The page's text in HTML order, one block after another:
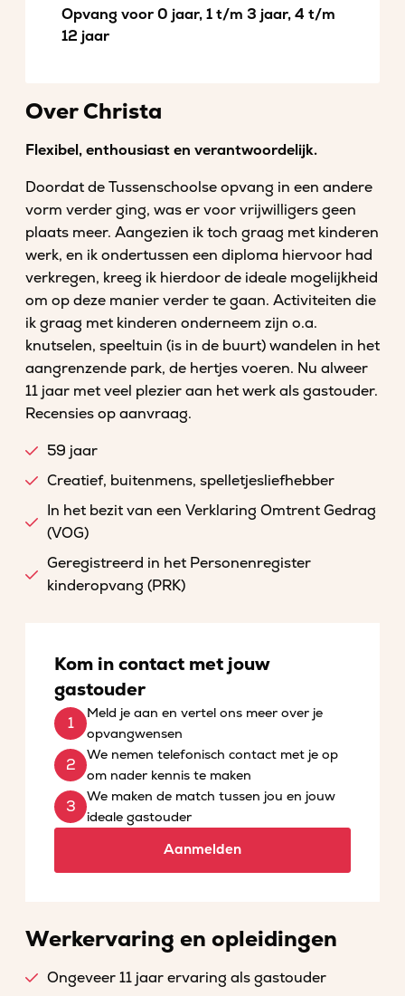
Opvang voor 0 jaar, 1 t/m 3 jaar, 4 t/m
12 jaar
Over Christa
Flexibel, enthousiast en verantwoordelijk.
Doordat de Tussenschoolse opvang in een andere
vorm verder ging, was er voor vrijwilligers geen
plaats meer. Aangezien ik toch graag met kinderen
werk, en ik ondertussen een diploma hiervoor had
verkregen, kreeg ik hierdoor de ideale mogelijkheid
om op deze manier verder te gaan. Activiteiten die
ik graag met kinderen onderneem zijn o.a.
knutselen, speeltuin (is in de buurt) wandelen in het
aangrenzende park, de hertjes voeren. Nu alweer
11 jaar met veel plezier aan het werk als gastouder.
Recensies op aanvraag.
59 jaar
Creatief, buitenmens, spelletjesliefhebber
In het bezit van een Verklaring Omtrent Gedrag
(VOG)
Geregistreerd in het Personenregister
kinderopvang (PRK)
Kom in contact met jouw
gastouder
Meld je aan en vertel ons meer over je
opvangwensen
We nemen telefonisch contact met je op
om nader kennis te maken
We maken de match tussen jou en jouw
ideale gastouder
Aanmelden
Werkervaring en opleidingen
Ongeveer 11 jaar ervaring als gastouder